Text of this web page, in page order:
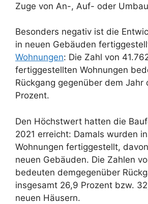
Zuge von An-, Auf- oder
Besonders negativ ist die
in neuen Gebäuden
Wohnungen: Die Zahl von
fertiggestellten Wohnungen
Rückgang gegenüber dem Jahr
Prozent.
Den Höchstwert hatten die
2021 erreicht: Damals wurden
Wohnungen fertiggestellt,
neuen Gebäuden. Die Zahlen
bedeuten demgegenüber
insgesamt 26,9 Prozent bzw.
neuen Häusern.